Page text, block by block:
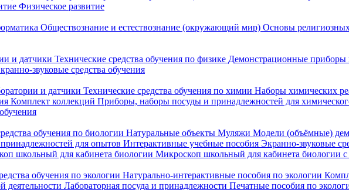
Физическое развитие
Обществознание и естествознание (окружающий мир) Основы религиозных
и датчики Технические средства обучения по физике Демонстрационные приборы
звуковые средства обучения
и датчики Технические средства обучения по химии Наборы химических
Комплект коллекций Приборы, наборы посуды и принадлежностей для
обучения по биологии Натуральные объекты Муляжи Модели (объёмные)
для опытов Интерактивные учебные пособия Экранно-звуковые
школьный для кабинета биологии Микроскоп школьный для кабинета биологии с
обучения по экологии Натурально-интерактивные пособия по экологии
деятельности Лабораторная посуда и принадлежности Печатные пособия по